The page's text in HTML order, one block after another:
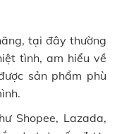
tại đây thường
tình, am hiểu về
sản phẩm phù
Shopee, Lazada,